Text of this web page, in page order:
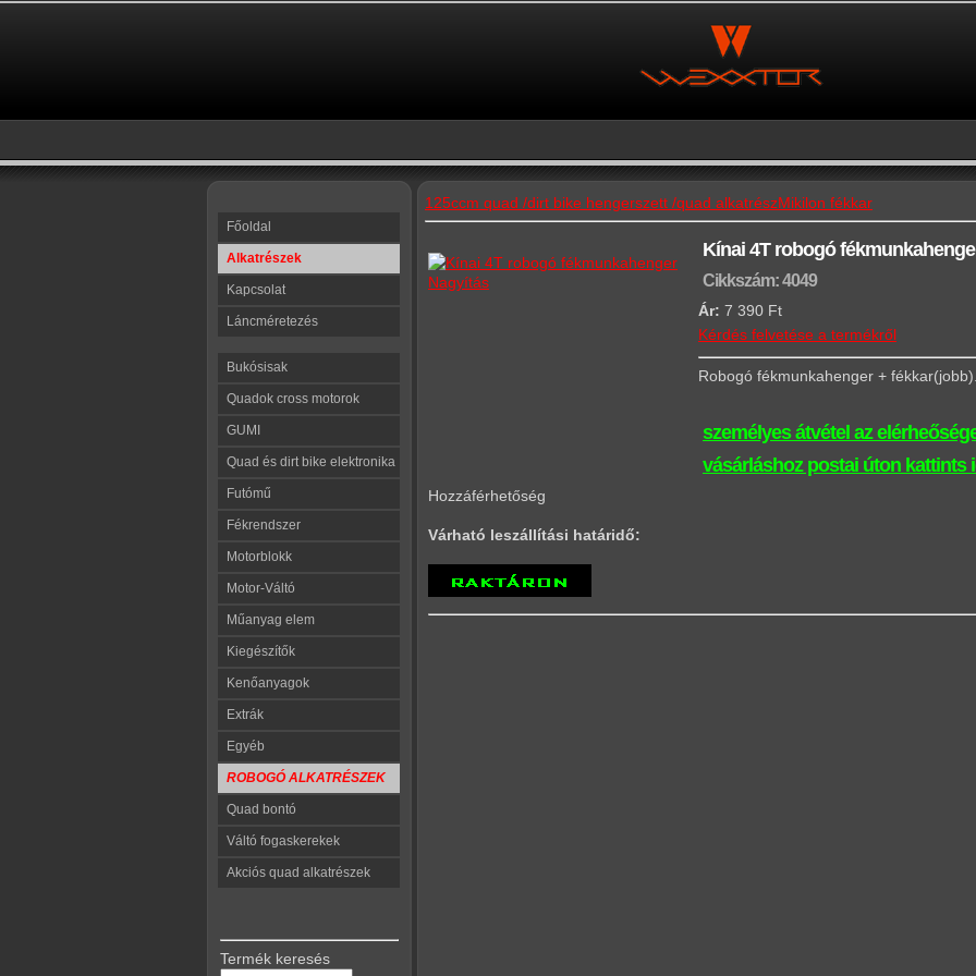
Főoldal
Alkatrészek
Kapcsolat
Láncméretezés
Bukósisak
Quadok cross motorok
GUMI
Quad és dirt bike elektronika
Futómű
Fékrendszer
Motorblokk
Motor-Váltó
Műanyag elem
Kiegészítők
Kenőanyagok
Extrák
Egyéb
ROBOGÓ ALKATRÉSZEK
Quad bontó
Váltó fogaskerekek
Akciós quad alkatrészek
Termék keresés
125ccm quad /dirt bike hengerszett /quad alkatrészMikilon fékkar
Nagyítás
Kínai 4T robogó
Cikkszám: 4049
Ár: 7 390 Ft
Kérdés felvetése a termékről
Robogó fékmunkahenger + fékkar(jobb).
személyes átvétel az
vásárláshoz postai úton kattints
Hozzáférhetőség
Várható leszállítási határidő: